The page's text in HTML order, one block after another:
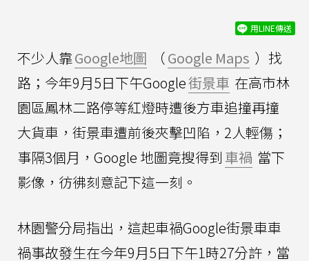
用LINE傳送
不少人靠Google地圖 （Google Maps ）找
路；今年9月5日下午Google街景車 在高市林
園區鳳林二路停等紅燈時遭後方車追撞再撞
大貨車，街景車遭前後夾擊凹陷，2人輕傷；
事隔3個月，Google 地圖竟搜得到 車禍 當下
影像，彷彿刻意記下這一刻。
林園警分局指出，這起車禍Google街景車車
禍事故發生在今年9月5日下午1時27分許，當